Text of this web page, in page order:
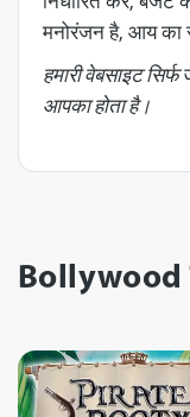
मनोरंजन है, आय का
हमारी वेबसाइट
आपका होता है।
Bollywood